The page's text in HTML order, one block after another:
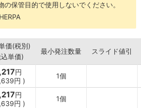
の保管目的で使用しないでください。
価(税別)
単価)
最小発注数量 スライド値引
円
円 )
1個
円
円 )
1個